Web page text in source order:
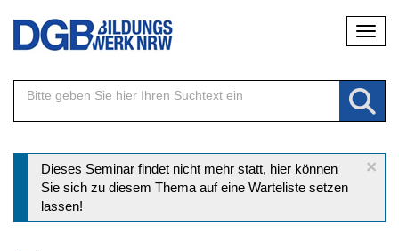
Direkt
Inhalt
×
Statusmeldung
Dieses Seminar findet nicht mehr statt, hier können
Sie sich zu diesem Thema auf eine Warteliste setzen
lassen!